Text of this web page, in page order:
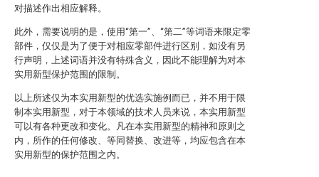
对描述作出相应解释。
此外，需要说明的是，使用“第一”、“第二”等词语来限定零
部件，仅仅是为了便于对相应零部件进行区别，如没有另
行声明，上述词语并没有特殊含义，因此不能理解为对本
实用新型保护范围的限制。
以上所述仅为本实用新型的优选实施例而已，并不用于限
制本实用新型，对于本领域的技术人员来说，本实用新型
可以有各种更改和变化。凡在本实用新型的精神和原则之
内，所作的任何修改、等同替换、改进等，均应包含在本
实用新型的保护范围之内。